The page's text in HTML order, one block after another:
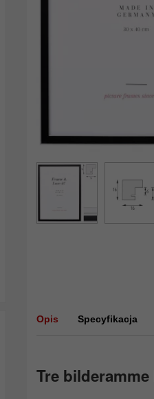
Opis Specyfikacja
Tre